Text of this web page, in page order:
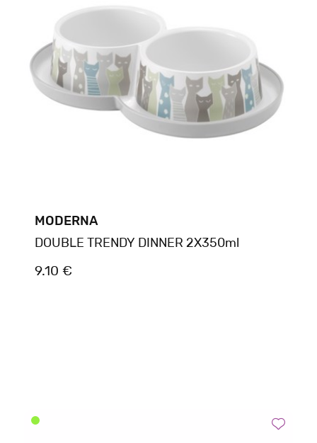
MODERNA
DOUBLE TRENDY DINNER 2X350ml
9.10 €